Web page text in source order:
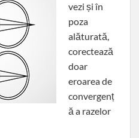
vezi și în
poza
alăturată,
corectează
doar
eroarea de
convergenț
ă a razelor